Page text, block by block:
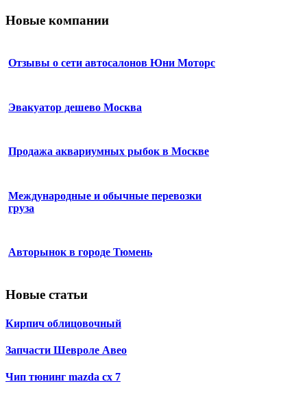
Новые компании
Отзывы о сети автосалонов Юни Моторс
Эвакуатор дешево Москва
Продажа аквариумных рыбок в Москве
Международные и обычные перевозки
груза
Авторынок в городе Тюмень
Новые статьи
Кирпич облицовочный
Запчасти Шевроле Авео
Чип тюнинг mazda cx 7